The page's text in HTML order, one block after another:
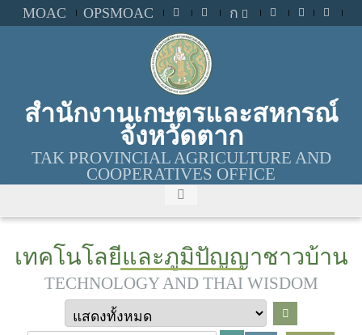
MOAC OPSMOAC ก
สำนักงานเกษตรและสหกรณ์
จังหวัดตาก
TAK PROVINCIAL AGRICULTURE AND
COOPERATIVES OFFICE
เทคโนโลยีและภูมิปัญญาชาวบ้าน
TECHNOLOGY AND THAI WISDOM